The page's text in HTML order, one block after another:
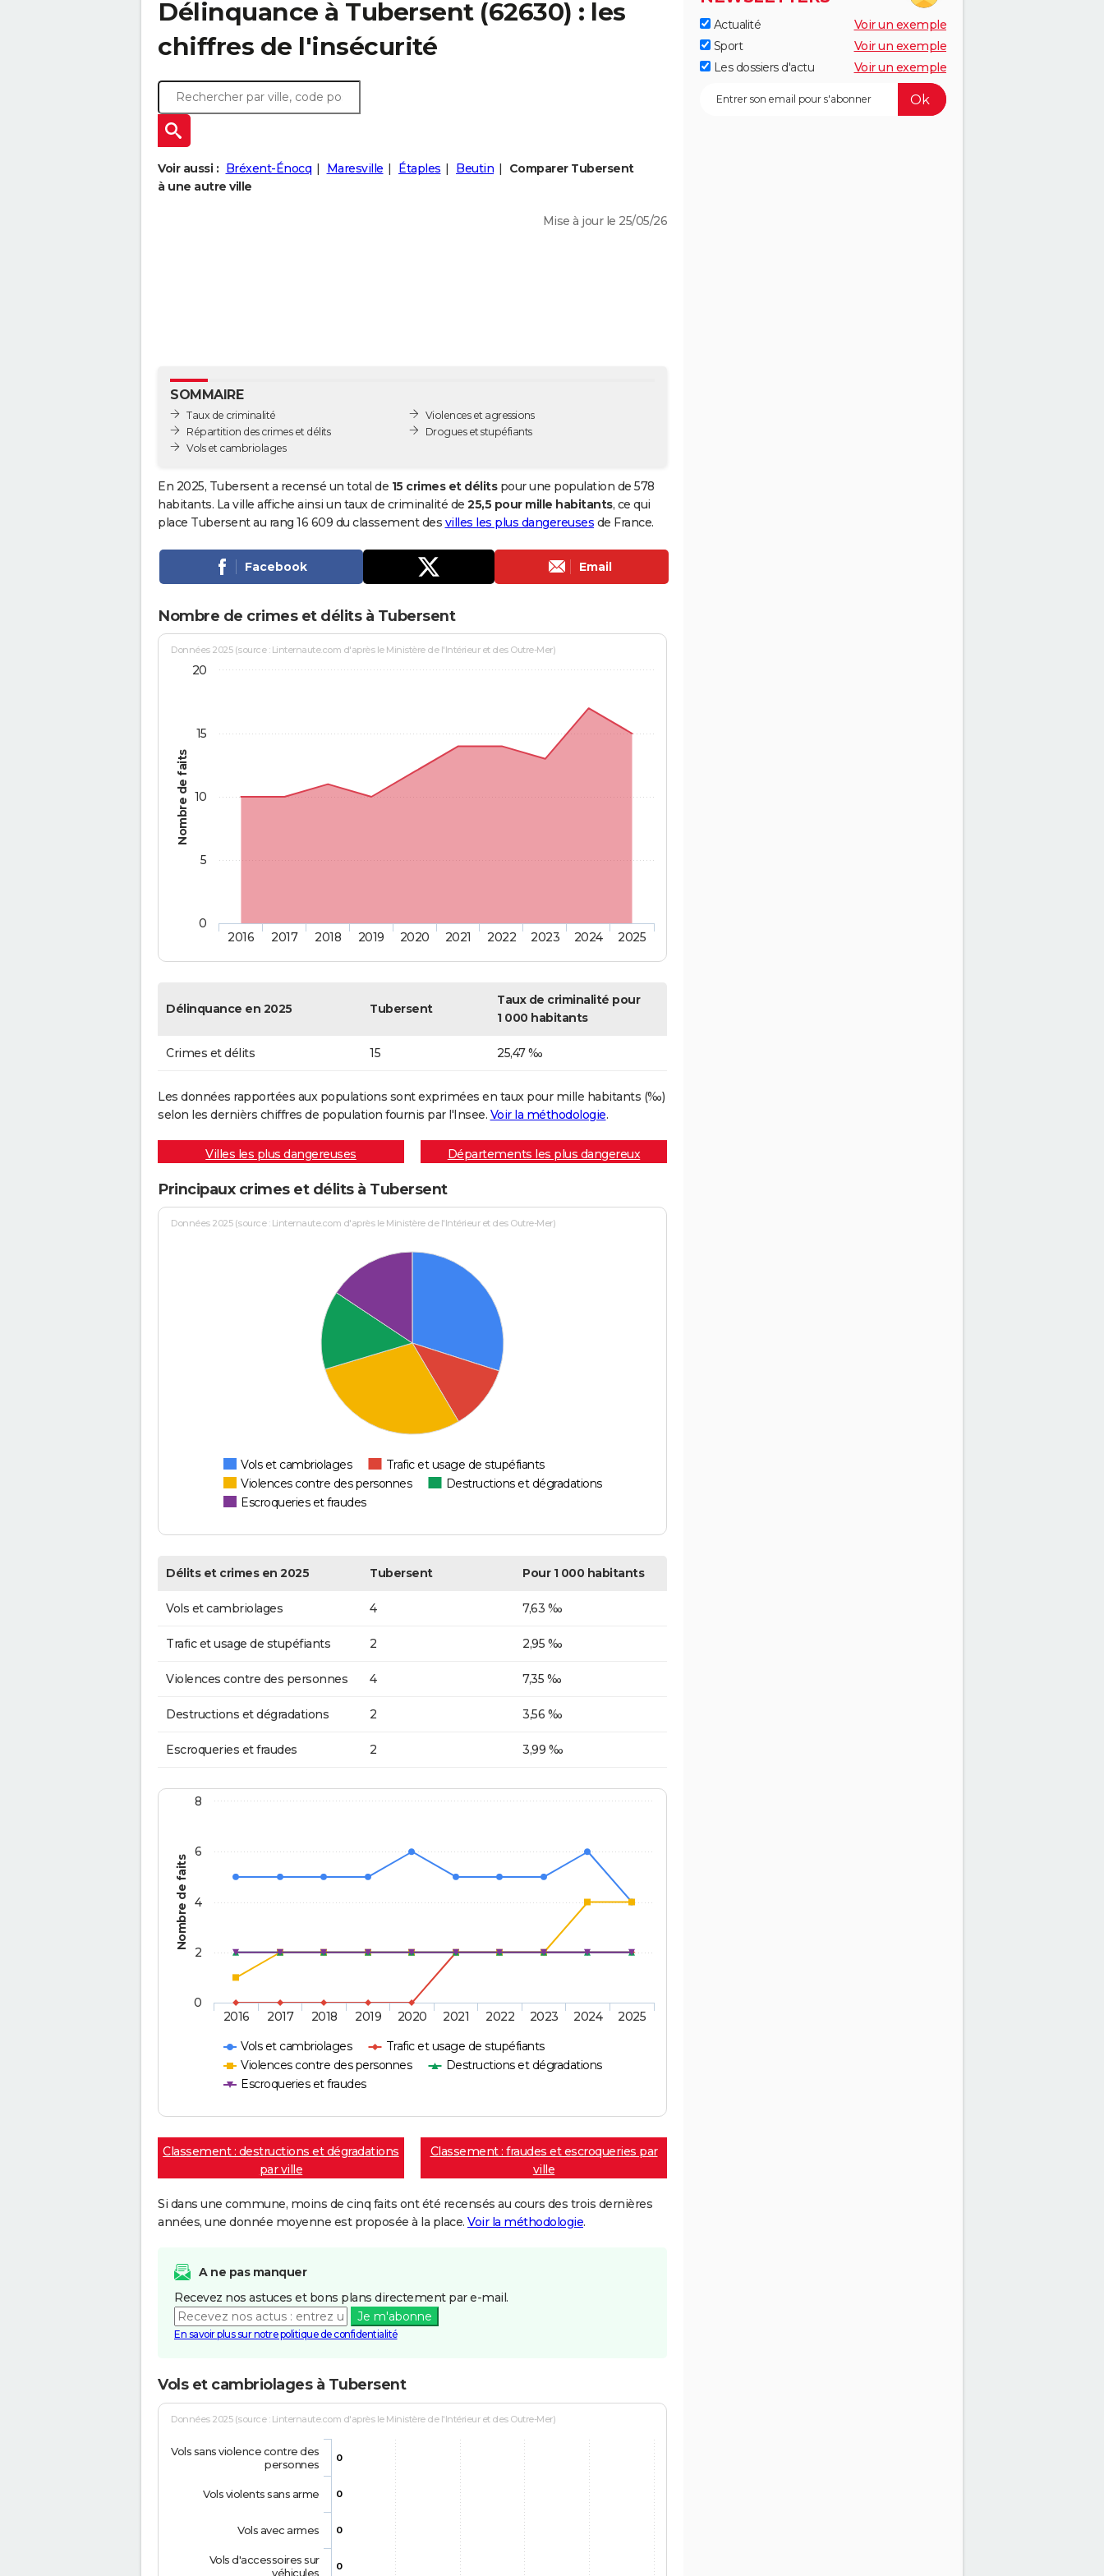
Délinquance à Tubersent(62630) : les
chiffres de l'insécurité
Voir aussi : Bréxent-Énocq Maresville Étaples Beutin
Comparer Tubersent
à une autre ville
Mise à jour le 25/05/26
SOMMAIRE
Taux de criminalité
Répartition des crimes et délits
Vols et cambriolages
Violences et agressions
Drogues et stupéfiants
En 2025, Tubersent a recensé un total de 15 crimes et délitspour une population de 578
habitants. La ville affiche ainsi un taux de criminalité de 25,5 pour mille habitants, ce qui
place Tubersent au rang 16 609 du classement des villes les plus dangereuses de France.
Facebook Email
Nombre de crimes et délits à Tubersent
Nombre de faits
Données 2025 (source : Linternaute.com d'après le Ministère de l'Intérieur et des Outre-Mer)
2016 2017 2018 2019 2020 2021 2022 2023 2024 2025
0
5
10
15
20
Délinquance en 2025 Tubersent
Taux de criminalité pour
1 000 habitants
Crimes et délits 15 25,47 ‰
Les données rapportées aux populations sont exprimées en taux pour mille habitants (‰)
selon les dernièrs chiffres de population fournis par l'Insee. Voir la méthodologie.
Villes les plus dangereuses Départements les plus dangereux
Principaux crimes et délits à Tubersent
Données 2025 (source : Linternaute.com d'après le Ministère de l'Intérieur et des Outre-Mer)
Vols et cambriolages
Trafic et usage de stupéfiants
Violences contre des personnes
Destructions et dégradations
Escroqueries et fraudes
Délits et crimes en 2025 Tubersent Pour 1 000 habitants
Vols et cambriolages 4 7,63 ‰
Trafic et usage de stupéfiants 2 2,95 ‰
Violences contre des personnes 4 7,35 ‰
Destructions et dégradations 2 3,56 ‰
Escroqueries et fraudes 2 3,99 ‰
Nombre de faits
Vols et cambriolages
Trafic et usage de stupéfiants
Violences contre des personnes
Destructions et dégradations
Escroqueries et fraudes
2016 2017 2018 2019 2020 2021 2022 2023 2024 2025
0
2
4
6
8
Classement : destructions et dégradations
par ville
Classement : fraudes et escroqueries par
ville
Si dans une commune, moins de cinq faits ont été recensés au cours des trois dernières
années, une donnée moyenne est proposée à la place. Voir la méthodologie.
A ne pas manquer
Recevez nos astuces et bons plans directement par e-mail.
Je m'abonne
En savoir plus sur notre politique de confidentialité
Vols et cambriolages à Tubersent
Données 2025 (source : Linternaute.com d'après le Ministère de l'Intérieur et des Outre-Mer)
0
0
0
0
Vols sans violence contre des
personnes
Vols violents sans arme
Vols avec armes
Vols d'accessoires sur
véhicules
Actualité
Voir un exemple
Sport
Voir un exemple
Les dossiers d'actu
Voir un exemple